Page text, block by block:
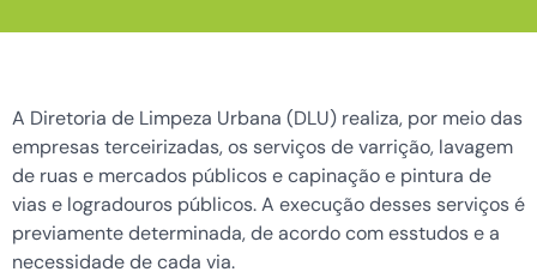
A Diretoria de Limpeza Urbana (DLU) realiza, por meio das
empresas terceirizadas, os serviços de varrição, lavagem
de ruas e mercados públicos e capinação e pintura de
vias e logradouros públicos. A execução desses serviços é
previamente determinada, de acordo com esstudos e a
necessidade de cada via.